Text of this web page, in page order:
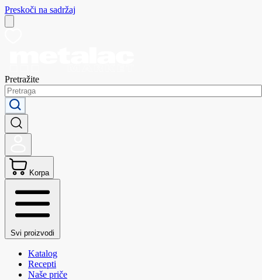
Preskoči na sadržaj
Pretražite
Korpa
Svi proizvodi
Katalog
Recepti
Naše priče